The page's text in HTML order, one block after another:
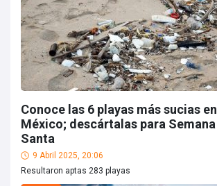
Conoce las 6 playas más sucias en
México; descártalas para Semana
Santa
9 Abril 2025, 20:06
Resultaron aptas 283 playas